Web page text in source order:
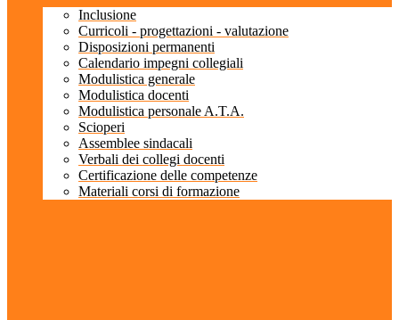
Inclusione
Curricoli - progettazioni - valutazione
Disposizioni permanenti
Calendario impegni collegiali
Modulistica generale
Modulistica docenti
Modulistica personale A.T.A.
Scioperi
Assemblee sindacali
Verbali dei collegi docenti
Certificazione delle competenze
Materiali corsi di formazione